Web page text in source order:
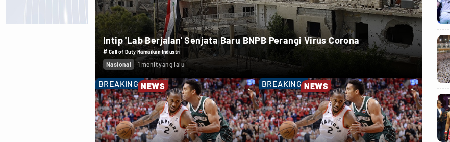
Intip 'Lab Berjalan' Senjata Baru BNPB Perangi Virus Corona
# Call of Duty Ramaikan Industri
Nasional 1 menit yang lalu
BREAKING NEWS BREAKING NEWS